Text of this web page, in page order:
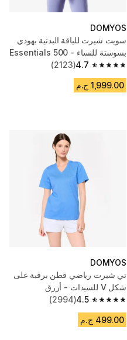
DOMYOS
سويت شيرت للياقة البدنية بهودي
بسوستة للنساء - 500 Essentials
بينك
4.7
4.7 out of 5 stars from 2123 reviews
(2123)
1,999.00 ج.م
DOMYOS
تي شيرت رياضي قطن برقبة على
شكل V للسيدات - أزرق
4.5
4.5 out of 5 stars from 2994 reviews
(2994)
499.00 ج.م